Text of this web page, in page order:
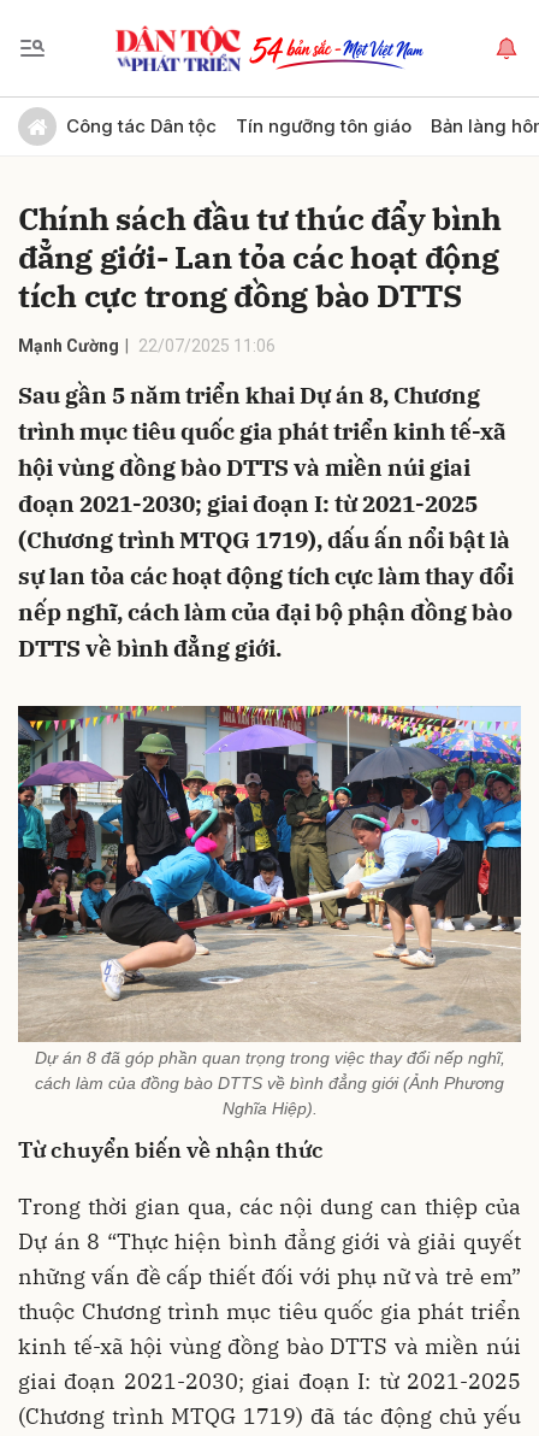
Công tác Dân tộc Tín ngưỡng tôn giáo Bản làng
Chính sách đầu tư thúc đẩy bình
đẳng giới- Lan tỏa các hoạt động
tích cực trong đồng bào DTTS
Mạnh Cường 22/07/2025 11:06
Sau gần 5 năm triển khai Dự án 8, Chương
trình mục tiêu quốc gia phát triển kinh tế-xã
hội vùng đồng bào DTTS và miền núi giai
đoạn 2021-2030; giai đoạn I: từ 2021-2025
(Chương trình MTQG 1719), dấu ấn nổi bật là
sự lan tỏa các hoạt động tích cực làm thay đổi
nếp nghĩ, cách làm của đại bộ phận đồng bào
DTTS về bình đẳng giới.
Dự án 8 đã góp phần quan trọng trong việc thay đổi nếp nghĩ,
cách làm của đồng bào DTTS về bình đẳng giới (Ảnh Phương
Nghĩa Hiệp).
Từ chuyển biến về nhận thức
Trong thời gian qua, các nội dung can thiệp của
Dự án 8 “Thực hiện bình đẳng giới và giải quyết
những vấn đề cấp thiết đối với phụ nữ và trẻ em”
thuộc Chương trình mục tiêu quốc gia phát triển
kinh tế-xã hội vùng đồng bào DTTS và miền núi
giai đoạn 2021-2030; giai đoạn I: từ 2021-2025
(Chương trình MTQG 1719) đã tác động chủ yếu
Gửi bình luận